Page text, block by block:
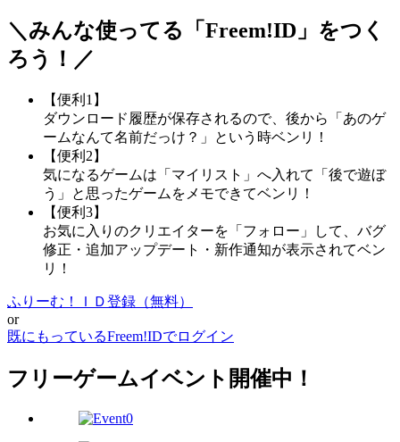
＼みんな使ってる「 Freem!ID 」をつく
ろう！／
【便利1】
ダウンロード履歴が保存されるので、後から「あのゲ
ームなんて名前だっけ？」という時ベンリ！
【便利2】
気になるゲームは「マイリスト」へ入れて「後で遊ぼ
う」と思ったゲームをメモできてベンリ！
【便利3】
お気に入りのクリエイターを「フォロー」して、バグ
修正・追加アップデート・新作通知が表示されてベン
リ！
ふりーむ！ＩＤ登録（無料）
or
既にもっているFreem!IDでログイン
フリーゲームイベント開催中！